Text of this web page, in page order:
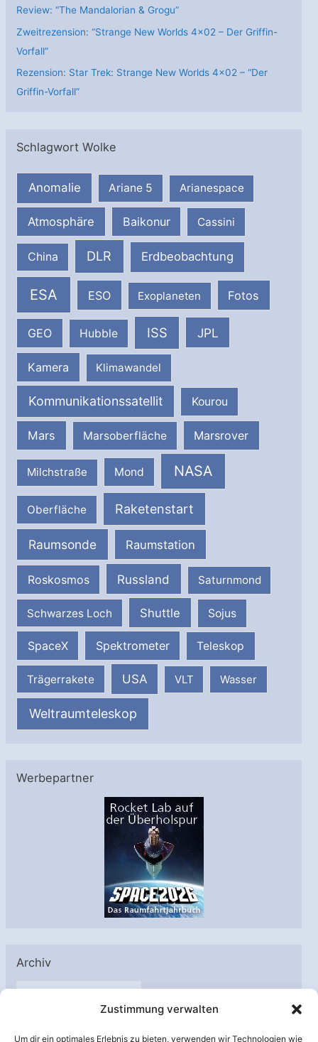
Zustimmung verwalten
Um dir ein optimales Erlebnis zu bieten, verwenden wir Technologien wie
Review: “The Mandalorian & Grogu”
Zweitrezension: “Strange New Worlds 4×02 – Der Griffin-
Vorfall”
Rezension: Star Trek: Strange New Worlds 4×02 – “Der
Griffin-Vorfall”
Schlagwort Wolke
Anomalie Ariane 5 Arianespace
Atmosphäre Baikonur Cassini
China DLR Erdbeobachtung
ESA ESO Exoplaneten Fotos
GEO Hubble ISS JPL
Kamera Klimawandel
Kommunikationssatellit Kourou
Mars Marsoberfläche Marsrover
Milchstraße Mond NASA
Oberfläche Raketenstart
Raumsonde Raumstation
Roskosmos Russland Saturnmond
Schwarzes Loch Shuttle Sojus
SpaceX Spektrometer Teleskop
Trägerrakete USA VLT Wasser
Weltraumteleskop
Werbepartner
Archiv
A